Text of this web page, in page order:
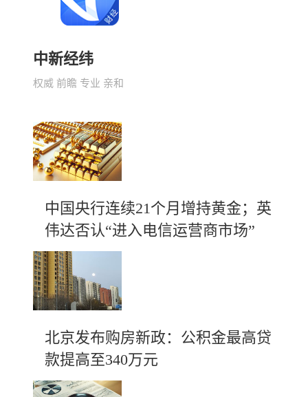
中新经纬
权威 前瞻 专业 亲和
中国央行连续21个月增持黄金；英
伟达否认“进入电信运营商市场”
北京发布购房新政：公积金最高贷
款提高至340万元